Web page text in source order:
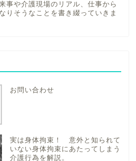
事や介護現場のリアル、仕事から
りそうなことを書き綴っていきま
お問い合わせ
実は身体拘束！ 意外と知られて
いない身体拘束にあたってしまう
介護行為を解説。